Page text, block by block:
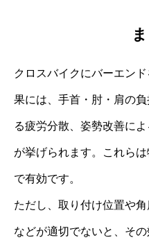
クロスバイクにバーエン
果には、手首・肘・肩の
る疲労分散、姿勢改善に
が挙げられます。これら
で有効です。
ただし、取り付け位置や
などが適切でないと、そ